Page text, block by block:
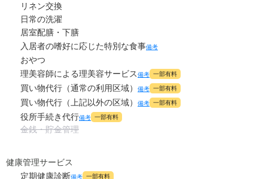
リネン交換
日常の洗濯
居室配膳・下膳
入居者の嗜好に応じた特別な食事備考
おやつ
理美容師による理美容サービス備考 一部有料
買い物代行（通常の利用区域） 備考 一部有料
買い物代行（上記以外の区域） 備考 一部有料
役所手続き代行備考 一部有料
金銭・貯金管理
健康管理サービス
定期健康診断備考 一部有料